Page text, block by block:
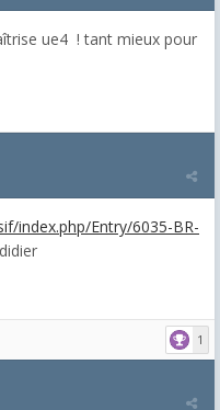
ue4 ! tant mieux pour
index.php/Entry/6035-BR-
1